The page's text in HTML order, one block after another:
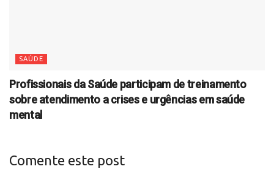
SAÚDE
Profissionais da Saúde participam de treinamento
sobre atendimento a crises e urgências em saúde
mental
Comente este post